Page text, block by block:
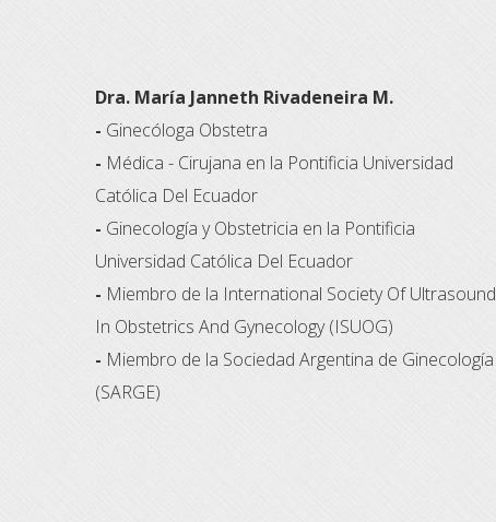
Dra. María Janneth Rivadeneira M.
- Ginecóloga Obstetra
- Médica - Cirujana en la Pontificia Universidad
Católica Del Ecuador
- Ginecología y Obstetricia en la Pontificia
Universidad Católica Del Ecuador
- Miembro de la International Society Of Ultrasound
In Obstetrics And Gynecology (ISUOG)
- Miembro de la Sociedad Argentina de Ginecología
(SARGE)